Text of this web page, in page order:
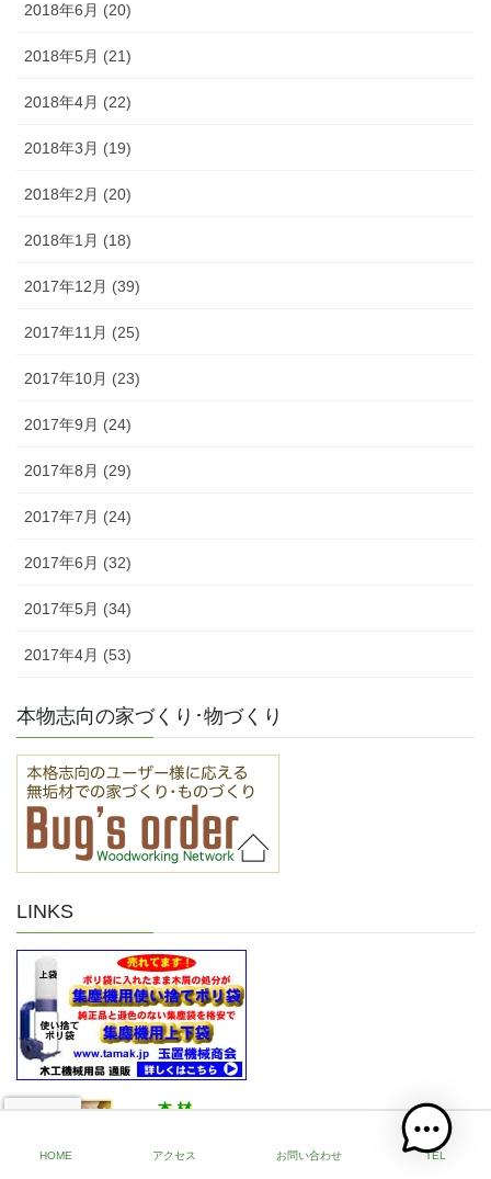
2018年6月 (20)
2018年5月 (21)
2018年4月 (22)
2018年3月 (19)
2018年2月 (20)
2018年1月 (18)
2017年12月 (39)
2017年11月 (25)
2017年10月 (23)
2017年9月 (24)
2017年8月 (29)
2017年7月 (24)
2017年6月 (32)
2017年5月 (34)
2017年4月 (53)
本物志向の家づくり･物づくり
LINKS
HOME アクセス お問い合わせ TEL